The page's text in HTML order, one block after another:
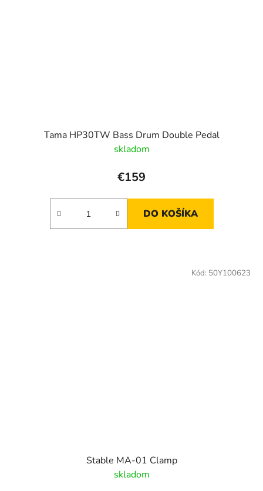
Tama HP30TW Bass Drum Double Pedal
skladom
€159
DO KOŠÍKA
Stable MA-01 Clamp
skladom
Kód: 50Y100623